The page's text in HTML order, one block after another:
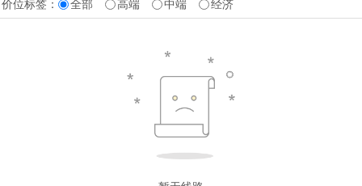
价位标签： 全部 高端 中端 经济